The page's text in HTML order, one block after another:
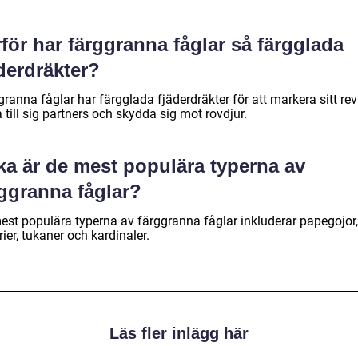
har färggranna fåglar så färgglada
fåglar har färgglada fjäderdräkter för att markera sitt
till sig partners och skydda sig mot rovdjur.
är de mest populära typerna av
fåglar?
populära typerna av färggranna fåglar inkluderar papegojor,
tukaner och kardinaler.
Läs fler inlägg här